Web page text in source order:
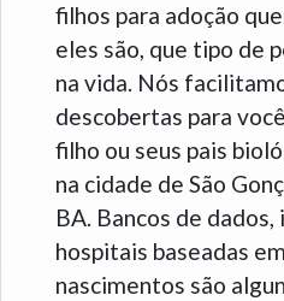
filhos para adoção
eles são, que tipo de
na vida. Nós
descobertas para
filho ou seus pais
na cidade de São
BA. Bancos de
hospitais baseadas
nascimentos são